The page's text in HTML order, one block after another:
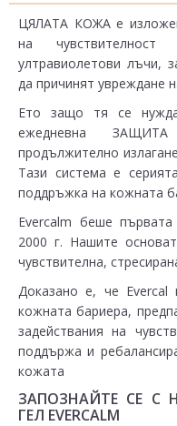
ЦЯЛАТА КОЖА е
на
ултравиолетови лъчи,
да причинят увреждане
Ето защо тя се
ежедневна
продължително
Тази система е
поддръжка на кожната
Evercalm беше
2000 г. Нашите
чувствителна,
Доказано е, че Evercal
кожната бариера,
задействания на
поддържа и
кожата
ЗАПОЗНАЙТЕ СЕ С
ГЕЛ EVERCALM